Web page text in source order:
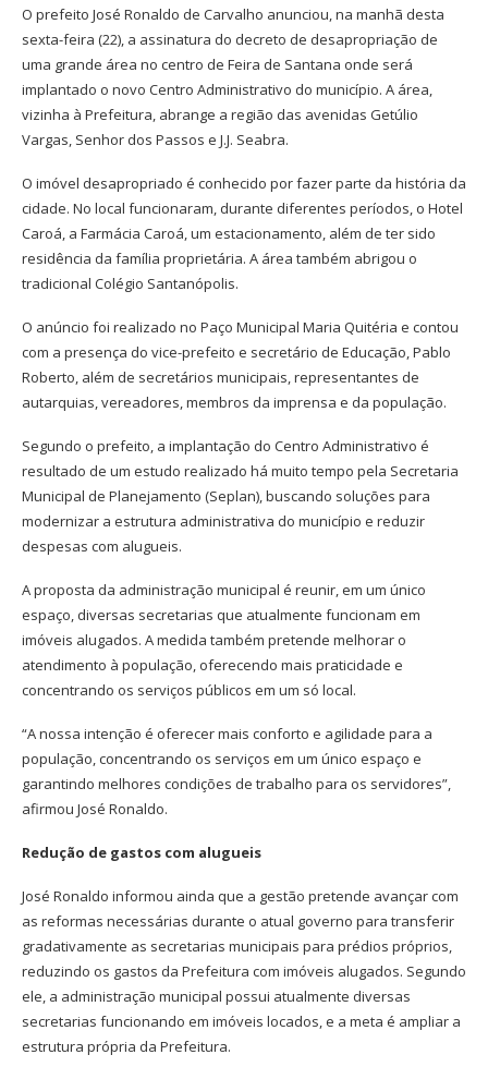
O prefeito José Ronaldo de Carvalho anunciou, na manhã desta
sexta-feira (22), a assinatura do decreto de desapropriação de
uma grande área no centro de Feira de Santana onde será
implantado o novo Centro Administrativo do município. A área,
vizinha à Prefeitura, abrange a região das avenidas Getúlio
Vargas, Senhor dos Passos e J.J. Seabra.
O imóvel desapropriado é conhecido por fazer parte da história da
cidade. No local funcionaram, durante diferentes períodos, o Hotel
Caroá, a Farmácia Caroá, um estacionamento, além de ter sido
residência da família proprietária. A área também abrigou o
tradicional Colégio Santanópolis.
O anúncio foi realizado no Paço Municipal Maria Quitéria e contou
com a presença do vice-prefeito e secretário de Educação, Pablo
Roberto, além de secretários municipais, representantes de
autarquias, vereadores, membros da imprensa e da população.
Segundo o prefeito, a implantação do Centro Administrativo é
resultado de um estudo realizado há muito tempo pela Secretaria
Municipal de Planejamento (Seplan), buscando soluções para
modernizar a estrutura administrativa do município e reduzir
despesas com alugueis.
A proposta da administração municipal é reunir, em um único
espaço, diversas secretarias que atualmente funcionam em
imóveis alugados. A medida também pretende melhorar o
atendimento à população, oferecendo mais praticidade e
concentrando os serviços públicos em um só local.
“A nossa intenção é oferecer mais conforto e agilidade para a
população, concentrando os serviços em um único espaço e
garantindo melhores condições de trabalho para os servidores”,
afirmou José Ronaldo.
Redução de gastos com alugueis
José Ronaldo informou ainda que a gestão pretende avançar com
as reformas necessárias durante o atual governo para transferir
gradativamente as secretarias municipais para prédios próprios,
reduzindo os gastos da Prefeitura com imóveis alugados. Segundo
ele, a administração municipal possui atualmente diversas
secretarias funcionando em imóveis locados, e a meta é ampliar a
estrutura própria da Prefeitura.